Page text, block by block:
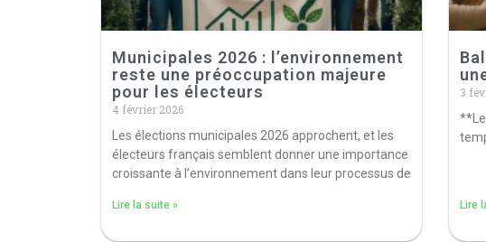
Municipales 2026 : l’environnement
reste une préoccupation majeure
pour les électeurs
4 février 2026
Les élections municipales 2026 approchent, et les
électeurs français semblent donner une importance
croissante à l’environnement dans leur processus de
Lire la suite »
3
Lire